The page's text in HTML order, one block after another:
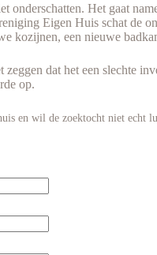
onderschatten. Het gaat
Eigen Huis schat de
kozijnen, een nieuwe
dat het een slechte
op.
en wil de zoektocht niet echt